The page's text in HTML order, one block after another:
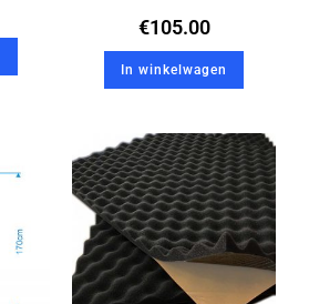
€105.00
In winkelwagen